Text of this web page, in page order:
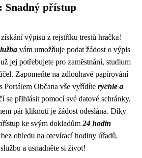
Snadný přístup
výpisu z rejstříku trestů hračka!
vám umožňuje podat žádost o výpis
jej potřebujete pro zaměstnání, studium
Zapomeňte na zdlouhavé papírování
Portálem Občana vše vyřídíte rychle a
se přihlásit pomocí své datové schránky,
pár kliknutí je žádost odeslána. Díky
ke svým dokladům 24 hodin
bez ohledu na otevírací hodiny úřadů.
a usnadněte si život!